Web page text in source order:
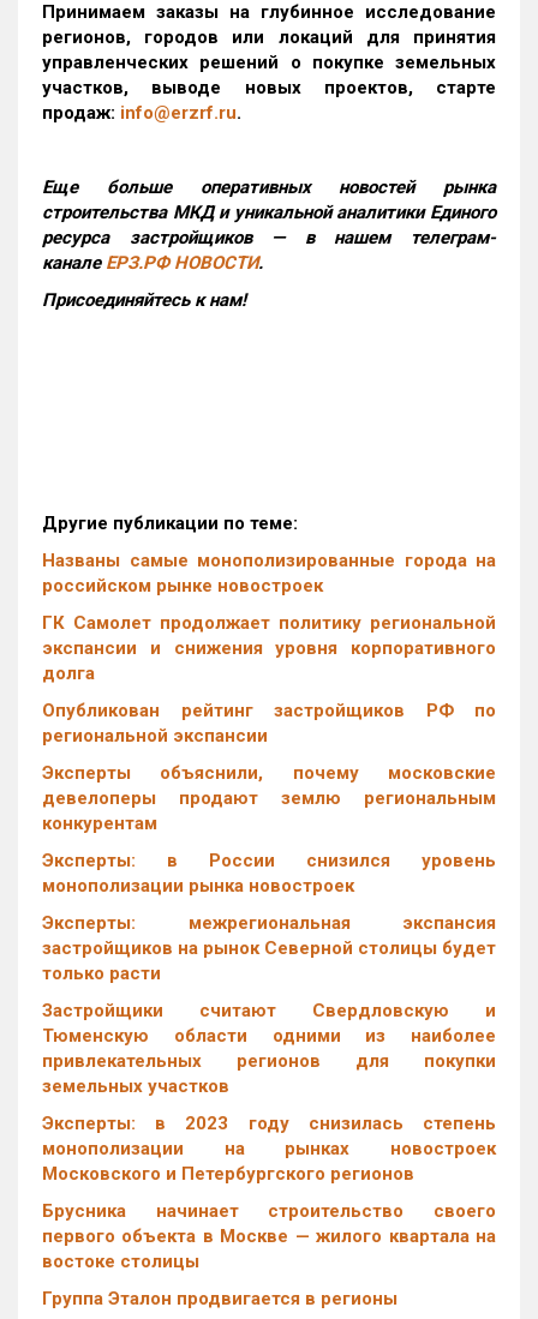
Принимаем заказы на глубинное исследование
регионов, городов или локаций для принятия
управленческих решений о покупке земельных
участков, выводе новых проектов, старте
продаж: info@erzrf.ru.
Еще больше оперативных новостей рынка
строительства МКД и уникальной аналитики Единого
ресурса застройщиков — в нашем телеграм-
канале ЕРЗ.РФ НОВОСТИ.
Присоединяйтесь к нам!
Другие публикации по теме:
Названы самые монополизированные города на
российском рынке новостроек
ГК Самолет продолжает политику региональной
экспансии и снижения уровня корпоративного
долга
Опубликован рейтинг застройщиков РФ по
региональной экспансии
Эксперты объяснили, почему московские
девелоперы продают землю региональным
конкурентам
Эксперты: в России снизился уровень
монополизации рынка новостроек
Эксперты: межрегиональная экспансия
застройщиков на рынок Северной столицы будет
только расти
Застройщики считают Свердловскую и
Тюменскую области одними из наиболее
привлекательных регионов для покупки
земельных участков
Эксперты: в 2023 году снизилась степень
монополизации на рынках новостроек
Московского и Петербургского регионов
Брусника начинает строительство своего
первого объекта в Москве — жилого квартала на
востоке столицы
Группа Эталон продвигается в регионы